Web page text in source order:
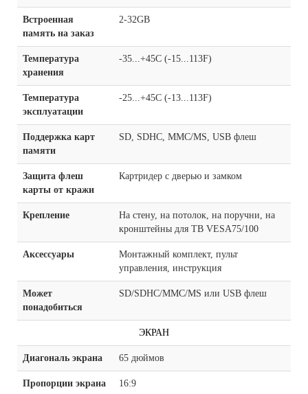
Встроенная
память на заказ
2-32GB
Температура
хранения
-35...+45C (-15...113F)
Температура
эксплуатации
-25...+45C (-13...113F)
Поддержка карт
памяти
SD, SDHC, MMC/MS, USB флеш
Защита флеш
карты от кражи
Картридер с дверью и замком
Крепление
На стену, на потолок, на поручни, на
кронштейны для ТВ VESA75/100
Аксессуары
Монтажный комплект, пульт
управления, инструкция
Может
понадобиться
SD/SDHC/MMC/MS или USB флеш
ЭКРАН
Диагональ экрана 65 дюймов
Пропорции экрана 16:9